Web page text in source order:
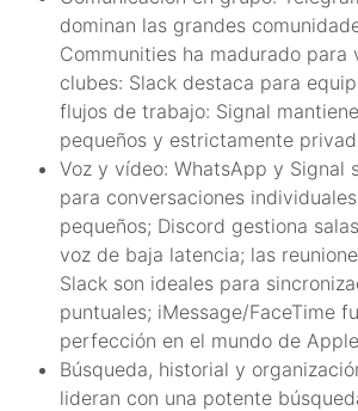
dominan las grandes
Communities ha madurado para
clubes: Slack destaca para
flujos de trabajo: Signal
pequeños y estrictamente
Voz y vídeo: WhatsApp y Signal
para conversaciones
pequeños; Discord gestiona
voz de baja latencia; las
Slack son ideales para
puntuales; iMessage/FaceTime
perfección en el mundo de
Búsqueda, historial y
lideran con una potente